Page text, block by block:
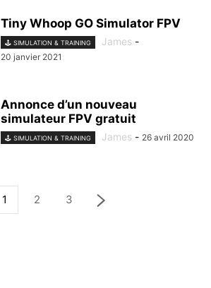
Tiny Whoop GO Simulator FPV
🕹️ SIMULATION & TRAINING James -
20 janvier 2021
Annonce d’un nouveau
simulateur FPV gratuit
🕹️ SIMULATION & TRAINING James - 26 avril 2020
1 2 3